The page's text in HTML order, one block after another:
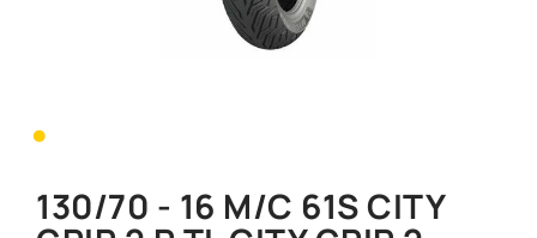
•
130/70 - 16 M/C 61S CITY